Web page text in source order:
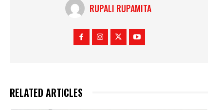
RUPALI RUPAMITA
RELATED ARTICLES